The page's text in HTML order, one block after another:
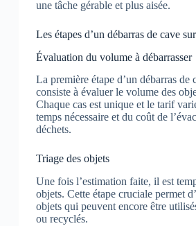
une tâche gérable et plus aisée.
Les étapes d’un débarras de cave
Évaluation du volume à débarrasser
La première étape d’un débarras de
consiste à évaluer le volume des
Chaque cas est unique et le tarif
temps nécessaire et du coût de
déchets.
Triage des objets
Une fois l’estimation faite, il est
objets. Cette étape cruciale permet
objets qui peuvent encore être
ou recyclés.